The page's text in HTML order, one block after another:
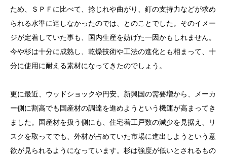
ため、ＳＰＦに比べて、捻じれや曲がり、釘の支持力などが求め
られる水準に達しなかったのでは、とのことでした。そのイメー
ジが定着していた事も、国内生産を妨げた一因かもしれません。
今や杉は十分に成熟し、乾燥技術や工法の進化とも相まって、十
分に使用に耐える素材になってきたのでしょう。
更に最近、ウッドショックや円安、新興国の需要増から、メーカ
ー側に割高でも国産材の調達を進めようという機運が高まってき
ました。国産材を扱う側にも、住宅着工戸数の減少を見据え、リ
スクを取ってでも、外材が占めていた市場に進出しようという意
欲が見られるようになっています。杉は強度が低いとされるもの